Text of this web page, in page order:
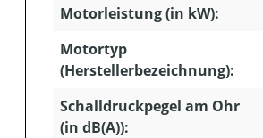
Motorleistung (in kW):
Motortyp
(Herstellerbezeichnung):
Schalldruckpegel am Ohr
(in dB(A)):